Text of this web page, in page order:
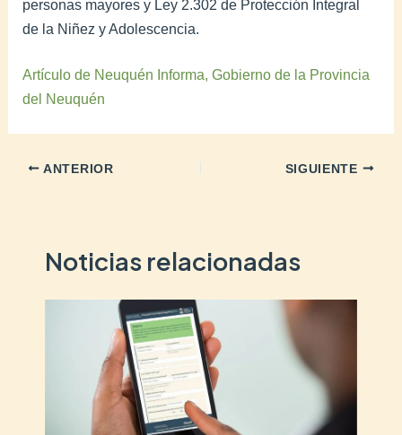
personas mayores y Ley 2.302 de Protección Integral
de la Niñez y Adolescencia.
Artículo de Neuquén Informa, Gobierno de la Provincia
del Neuquén
ANTERIOR SIGUIENTE
Noticias relacionadas